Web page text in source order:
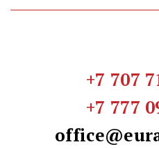
+7 707
+7 777